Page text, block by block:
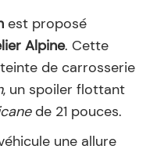
est proposé
Alpine. Cette
de carrosserie
, un spoiler flottant
de 21 pouces.
une allure